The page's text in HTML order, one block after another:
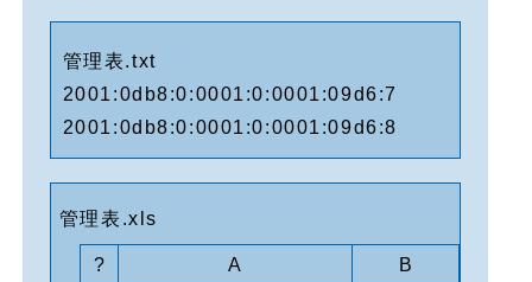
管理表.txt
2001:0db8:0:0001:0:0001:09d6:7
2001:0db8:0:0001:0:0001:09d6:8
管理表.xls
? A
B